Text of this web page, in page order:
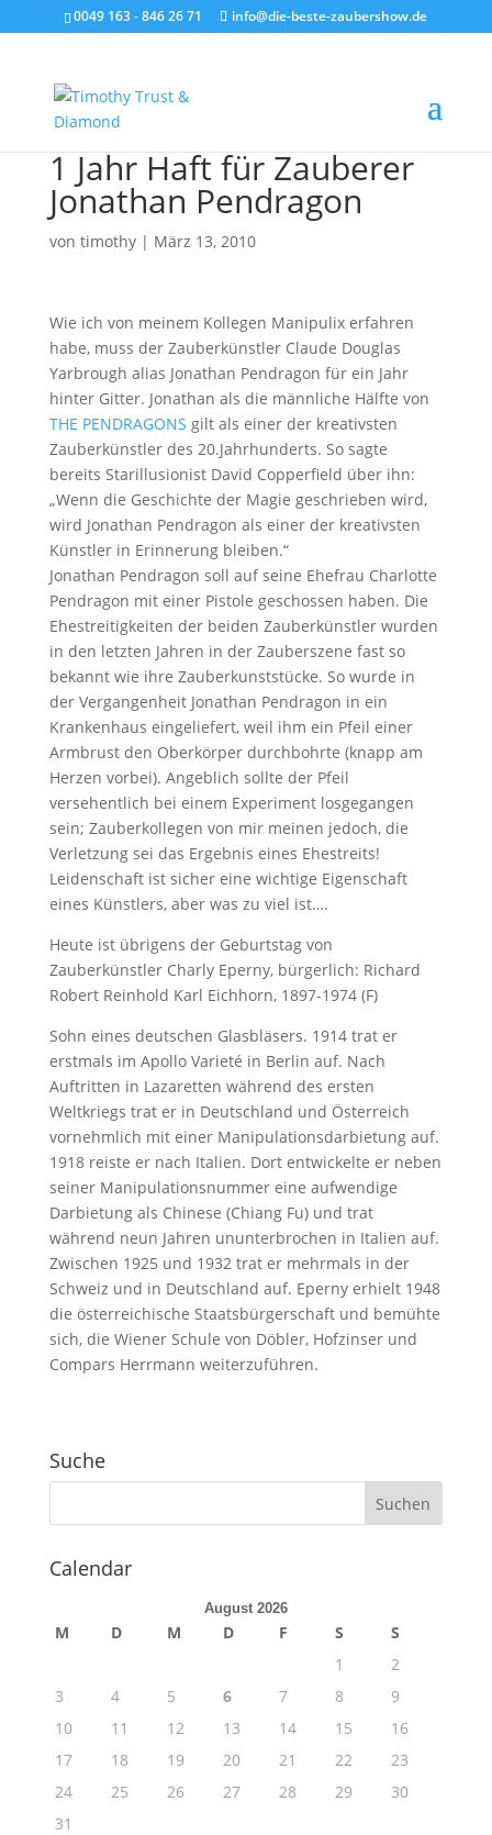
0049 163 - 846 26 71 info@die-beste-zaubershow.de
1 Jahr Haft für Zauberer
Jonathan Pendragon
von timothy| März 13, 2010
Wie ich von meinem Kollegen Manipulix erfahren
habe, muss der Zauberkünstler Claude Douglas
Yarbrough alias Jonathan Pendragon für ein Jahr
hinter Gitter. Jonathan als die männliche Hälfte von
THE PENDRAGONS gilt als einer der kreativsten
Zauberkünstler des 20.Jahrhunderts. So sagte
bereits Starillusionist David Copperfield über ihn:
„Wenn die Geschichte der Magie geschrieben wird,
wird Jonathan Pendragon als einer der kreativsten
Künstler in Erinnerung bleiben.“
Jonathan Pendragon soll auf seine Ehefrau Charlotte
Pendragon mit einer Pistole geschossen haben. Die
Ehestreitigkeiten der beiden Zauberkünstler wurden
in den letzten Jahren in der Zauberszene fast so
bekannt wie ihre Zauberkunststücke. So wurde in
der Vergangenheit Jonathan Pendragon in ein
Krankenhaus eingeliefert, weil ihm ein Pfeil einer
Armbrust den Oberkörper durchbohrte (knapp am
Herzen vorbei). Angeblich sollte der Pfeil
versehentlich bei einem Experiment losgegangen
sein; Zauberkollegen von mir meinen jedoch, die
Verletzung sei das Ergebnis eines Ehestreits!
Leidenschaft ist sicher eine wichtige Eigenschaft
eines Künstlers, aber was zu viel ist….
Heute ist übrigens der Geburtstag von
Zauberkünstler Charly Eperny, bürgerlich: Richard
Robert Reinhold Karl Eichhorn, 1897-1974 (F)
Sohn eines deutschen Glasbläsers. 1914 trat er
erstmals im Apollo Varieté in Berlin auf. Nach
Auftritten in Lazaretten während des ersten
Weltkriegs trat er in Deutschland und Österreich
vornehmlich mit einer Manipulationsdarbietung auf.
1918 reiste er nach Italien. Dort entwickelte er neben
seiner Manipulationsnummer eine aufwendige
Darbietung als Chinese (Chiang Fu) und trat
während neun Jahren ununterbrochen in Italien auf.
Zwischen 1925 und 1932 trat er mehrmals in der
Schweiz und in Deutschland auf. Eperny erhielt 1948
die österreichische Staatsbürgerschaft und bemühte
sich, die Wiener Schule von Döbler, Hofzinser und
Compars Herrmann weiterzuführen.
Suche
Calendar
August 2026
M D M D F S
S
1
2
3
4 5 6 7 8
9
10
11 12 13 14 15
16
17
18 19 20 21 22
23
24
25 26 27 28 29
30
31